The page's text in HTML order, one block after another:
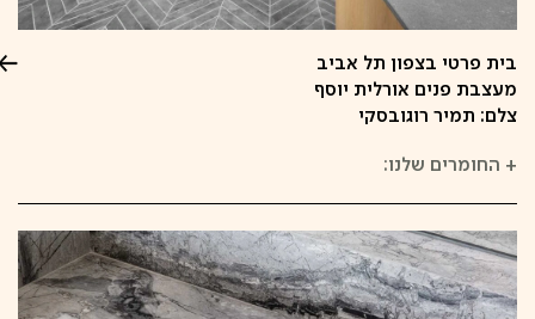
בית פרטי בצפון תל אביב
מעצבת פנים אורלית יוסף
צלם: תמיר רוגובסקי
+ החומרים שלנו: